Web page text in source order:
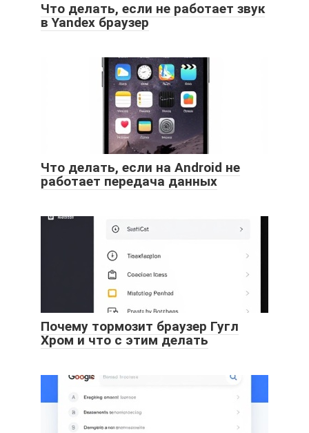
Что делать, если не работает звук
в Yandex браузер
Что делать, если на Android не
работает передача данных
Почему тормозит браузер Гугл
Хром и что с этим делать